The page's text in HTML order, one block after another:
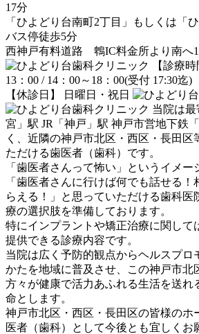
17分
「ひよどり台南町2丁目」もしくは「
バス停徒歩5分
西神戸有料道路 鵯IC料金所より南へ
【診療
13：00 / 14：00～18：00(受付 17:30迄)
【休診日】 日曜日・祝日
当院は最
宮」駅 JR「神戸」駅 神戸市営地下鉄
く、近隣の神戸市北区・西区・長田区
ただける歯医者（歯科）です。
「歯医者さんって怖い」というイメ
「歯医者さんに行けば何でも話せる
らえる！」と思っていただける歯科医
療の選択肢を準備しております。
特にインプラントや矯正治療に関して
提供できる診療内容です。
当院は広く予防的観点からヘルスプロ
かたを地域に普及させ、この神戸市北
方々が健康で活力あふれる生活を送れ
命とします。
神戸市北区・西区・長田区の皆様のホ
医者（歯科）として今後とも宜しくお